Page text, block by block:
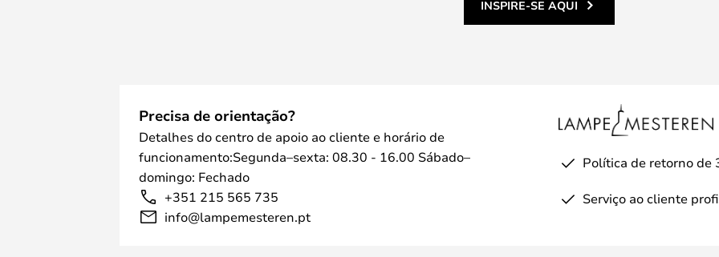
INSPIRE-SE AQUI
Precisa de orientação?
Detalhes do centro de apoio ao cliente e horário de
funcionamento:Segunda–sexta: 08.30 - 16.00 Sábado–
domingo: Fechado
+351 215 565 735
info@lampemesteren.pt
Política de retorno de
Serviço ao cliente